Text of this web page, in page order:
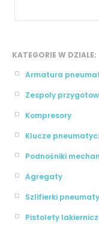
KATEGORIE W DZIALE:
Armatura
Zespoly
Kompresory
Klucze
Podnośniki
Agregaty
Szlifierki
Pistolety